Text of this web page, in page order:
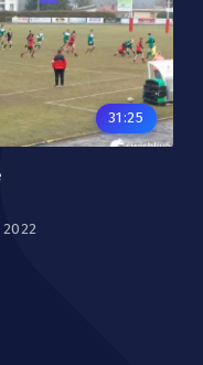
31:25
2022